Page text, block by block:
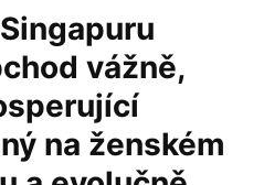
vážně,
na ženském